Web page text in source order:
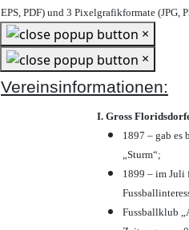
EPS, PDF) und 3 Pixelgrafikformate (JPG,
×
×
Vereinsinformationen:
I. Gross
1897 – gab es
„Sturm“;
1899 – im Juli
Fussballklub